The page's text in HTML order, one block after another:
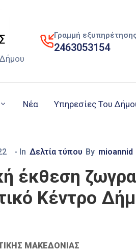
Γραμμή
2463053154
Νέα Υπηρεσίες Του
- In Δελτία τύπου By mioannid
έκθεση
Κέντρο
ΜΑΚΕΔΟΝΙΑΣ